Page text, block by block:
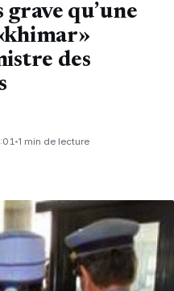
grave qu’une
des
1 min de lecture